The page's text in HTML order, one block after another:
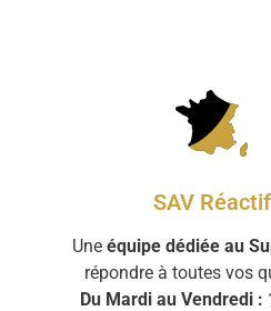
SAV Réactif
Une équipe dédiée au
répondre à toutes vos
Du Mardi au Vendredi :